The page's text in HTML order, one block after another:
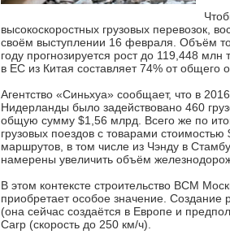
высокоскоростных грузовых перевозок,
своём выступлении 16 февраля. Объём
году прогнозируется рост до 119,448
в ЕС из Китая составляет 74% от общего
Агентство «Синьхуа» сообщает, что в
Нидерланды было задействовано 460
общую сумму $1,56 млрд. Всего же по
грузовых поездов с товарами
маршрутов, в том числе из Чэнду в
намерены увеличить объём
В этом контексте строительство ВСМ
приобретает особое значение. Создание
(она сейчас создаётся в Европе и
Carp (скорость до 250 км/ч).